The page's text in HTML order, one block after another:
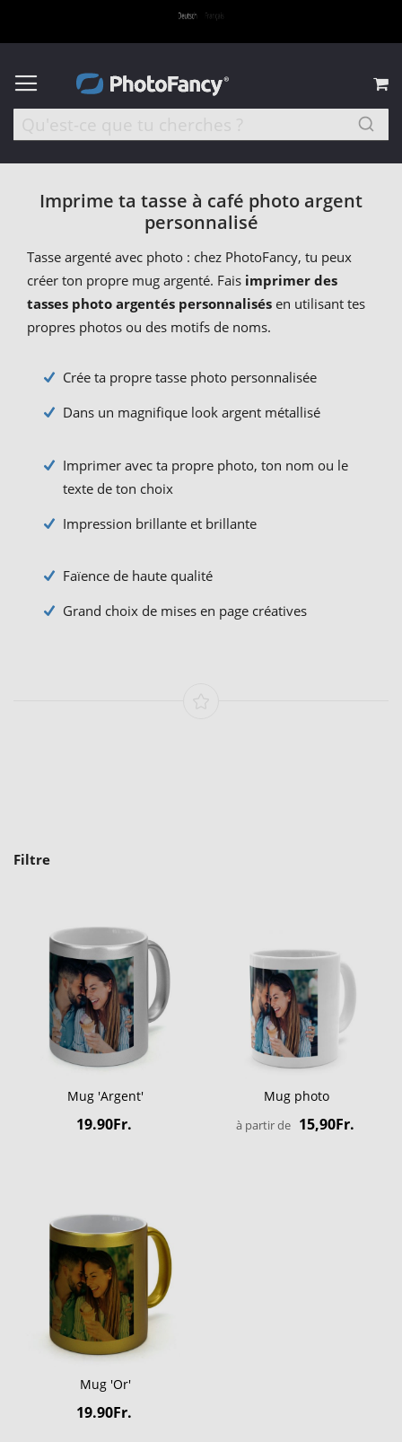
Imprime ta tasse à café photo argent
personnalisé
Tasse argenté avec photo : chez PhotoFancy, tu peux
créer ton propre mug argenté. Fais imprimer des
tasses photo argentés personnalisés en utilisant tes
propres photos ou des motifs de noms.
Crée ta propre tasse photo personnalisée
Dans un magnifique look argent métallisé
Imprimer avec ta propre photo, ton nom ou le
texte de ton choix
Impression brillante et brillante
Faïence de haute qualité
Grand choix de mises en page créatives
Filtre
Mug 'Argent'
19.90Fr.
Mug photo
à partir de 15,90Fr.
Mug 'Or'
19.90Fr.